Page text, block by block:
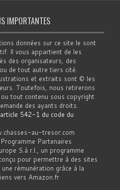
IMPORTANTES
données sur ce site le sont
Il vous appartient de les
des organisateurs, des
de tout autre tiers cité.
et extraits sont © les
Toutefois, nous retirerons
tout contenu sous copyright
des ayants droits.
542-1 du code du
au-tresor.com
Partenaires
S.à r.l., un programme
pour permettre à des sites
rémunération grâce à la
vers Amazon.fr